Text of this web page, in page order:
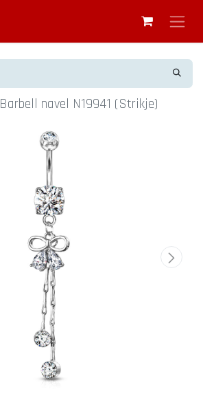
Barbell navel N19941 (Strikje)